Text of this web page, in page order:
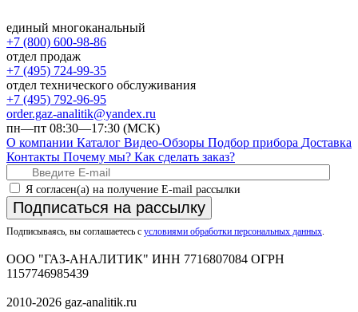
единый многоканальный
+7 (800) 600-98-86
отдел продаж
+7 (495) 724-99-35
отдел технического обслуживания
+7 (495) 792-96-95
order.gaz-analitik@yandex.ru
пн—пт 08:30—17:30 (МСК)
О компании Каталог Видео-Обзоры Подбор прибора Доставка
Контакты Почему мы? Как сделать заказ?
Я согласен(а) на получение E-mail рассылки
Подписаться на рассылку
Подписываясь, вы соглашаетесь с условиями обработки персональных данных
ООО "ГАЗ-АНАЛИТИК" ИНН 7716807084 ОГРН
1157746985439
2010-2026 gaz-analitik.ru